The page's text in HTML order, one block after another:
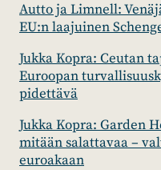
Autto ja Limnell:
EU:n laajuinen
Jukka Kopra: Ceutan
Euroopan
pidettävä
Jukka Kopra: Garden
mitään salattavaa –
euroakaan